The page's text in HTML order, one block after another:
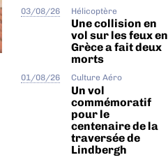
03/08/26 Hélicoptère
Une collision en
vol sur les feux en
Grèce a fait deux
morts
01/08/26 Culture Aéro
Un vol
commémoratif
pour le
centenaire de la
traversée de
Lindbergh